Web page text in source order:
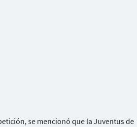
se mencionó que la Juventus de